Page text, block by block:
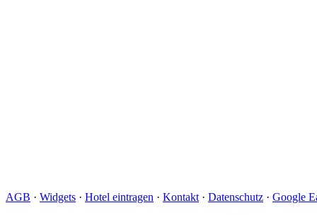
AGB · Widgets · Hotel eintragen · Kontakt · Datenschutz · Google